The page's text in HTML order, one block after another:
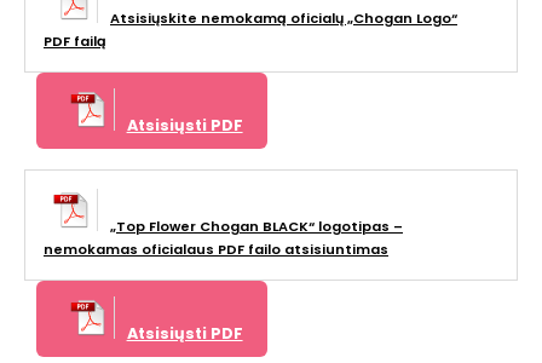
Atsisiųskite nemokamą oficialų „Chogan Logo“
PDF failą
Atsisiųsti PDF
„Top Flower Chogan BLACK“ logotipas –
nemokamas oficialaus PDF failo atsisiuntimas
Atsisiųsti PDF